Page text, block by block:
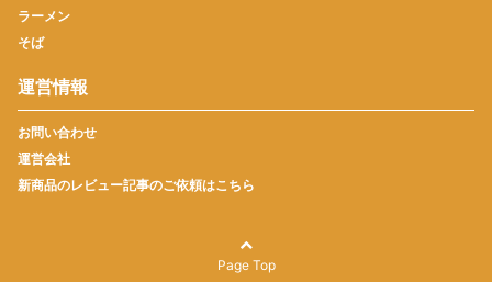
ラーメン
そば
運営情報
お問い合わせ
運営会社
新商品のレビュー記事のご依頼はこちら
Page Top